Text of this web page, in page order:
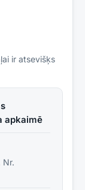
ir atsevišķs
apkaimē
Nr.